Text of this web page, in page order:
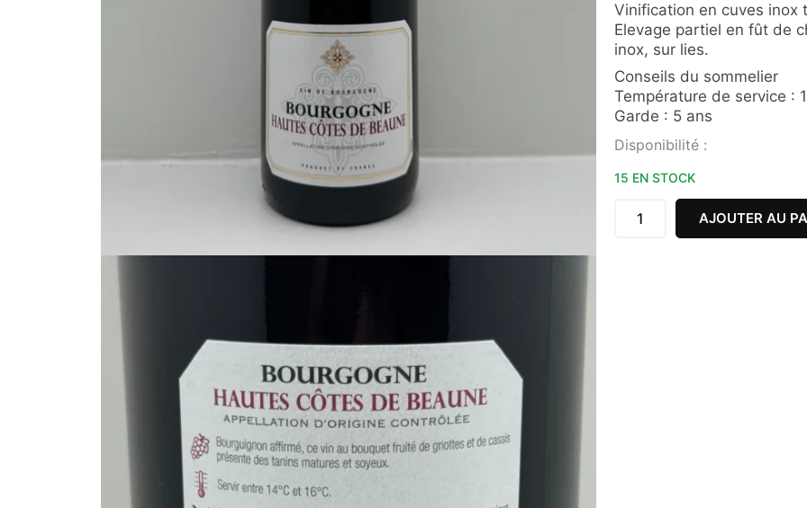
Vinification en cuves inox
Elevage partiel en fût de
inox, sur lies.
Conseils du sommelier
Température de service :
Garde : 5 ans
Disponibilité :
15 EN STOCK
quantité
BOURGOGNE
CÔTE
AJOUTER AU